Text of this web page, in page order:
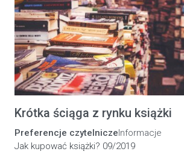
Krótka ściąga z rynku książki
Preferencje czytelniczeInformacje
Jak kupować książki? 09/2019